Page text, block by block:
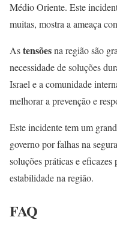
Médio Oriente. Este
muitas, mostra a ameaça
Astensõesna região são
necessidade de soluções
Israel e a comunidade
melhorar a prevenção e
Este incidente tem um
governo por falhas na
soluções práticas e eficazes
estabilidade na região.
FAQ